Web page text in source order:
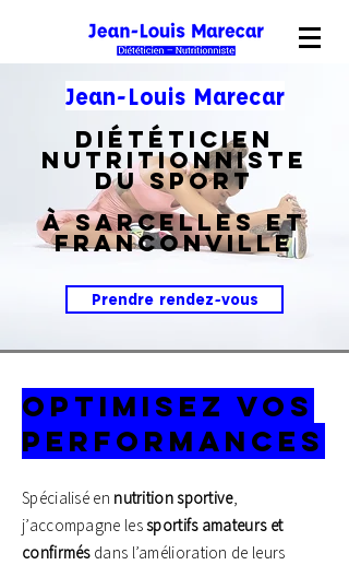
Jean-Louis Marecar
Diététicien
Nutritionniste
du Sport
à Sarcelles et
Franconville
Prendre rendez-vous
Optimisez vos
performances
Spécialisé en nutrition sportive,
j’accompagne lessportifs amateurs et
confirmésdans l’amélioration de leurs